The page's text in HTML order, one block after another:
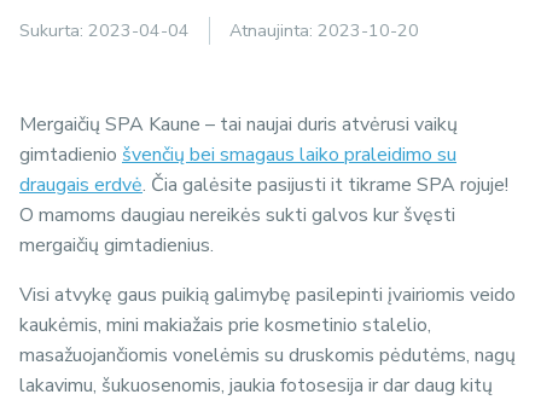
Sukurta: 2023-04-04 Atnaujinta: 2023-10-20
Mergaičių SPA Kaune – tai naujai duris atvėrusi vaikų
gimtadienio švenčių bei smagaus laiko praleidimo su
draugais erdvė. Čia galėsite pasijusti it tikrame SPA rojuje!
O mamoms daugiau nereikės sukti galvos kur švęsti
mergaičių gimtadienius.
Visi atvykę gaus puikią galimybę pasilepinti įvairiomis veido
kaukėmis, mini makiažais prie kosmetinio stalelio,
masažuojančiomis vonelėmis su druskomis pėdutėms, nagų
lakavimu, šukuosenomis, jaukia fotosesija ir dar daug kitų